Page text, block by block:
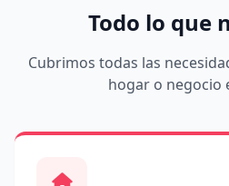
Todo lo que
Cubrimos todas las
hogar o negocio